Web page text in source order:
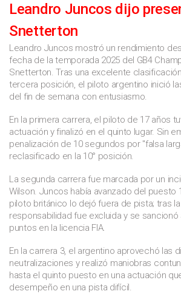
Leandro Juncos dijo
Snetterton
Leandro Juncos mostró un rendimiento
fecha de la temporada 2025 del GB4
Snetterton. Tras una excelente
tercera posición, el piloto argentino inició
del fin de semana con entusiasmo.
En la primera carrera, el piloto de 17 años
actuación y finalizó en el quinto lugar. Sin
penalización de 10 segundos por "falsa
reclasificado en la 10° posición.
La segunda carrera fue marcada por un
Wilson. Juncos había avanzado del puesto
piloto británico lo dejó fuera de pista; tras
responsabilidad fue excluida y se
puntos en la licencia FIA.
En la carrera 3, el argentino aprovechó las
neutralizaciones y realizó maniobras
hasta el quinto puesto en una actuación
desempeño en una pista difícil.